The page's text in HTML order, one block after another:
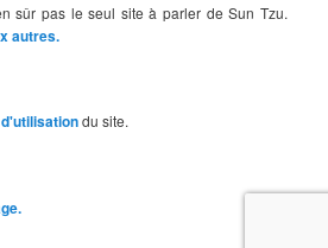
sûr pas le seul site à parler de Sun Tzu.
autres.
du site.